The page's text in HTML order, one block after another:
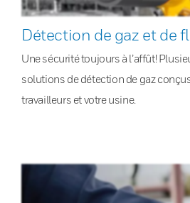
Détection de gaz et de
Une sécurité toujours à l’affût!
solutions de détection de gaz
travailleurs et votre usine.